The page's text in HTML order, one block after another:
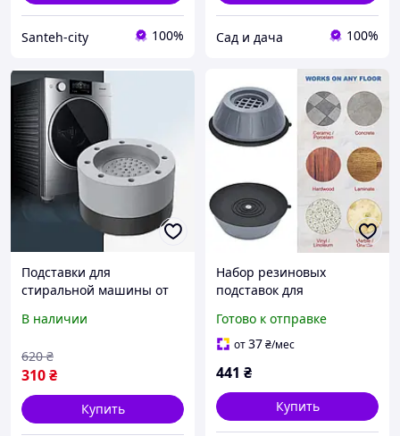
Santeh-city 100% Сад и дача 100%
Подставки для
стиральной машины от
стиральной машины,
стиральной машины, CQS
В наличии
310₴
620 ₴
Купить
Набор резиновых
подставок для
Подставки под стиралку,
JB-636
подушки
Готово к отправке
от37₴/мес
441 ₴
Купить